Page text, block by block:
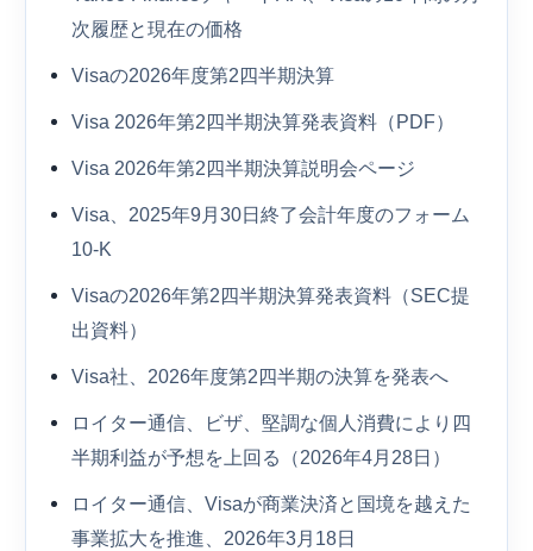
次履歴と現在の価格
Visaの2026年度第2四半期決算
Visa 2026年第2四半期決算発表資料（PDF）
Visa 2026年第2四半期決算説明会ページ
Visa、2025年9月30日終了会計年度のフォーム
10-K
Visaの2026年第2四半期決算発表資料（SEC提
出資料）
Visa社、2026年度第2四半期の決算を発表へ
ロイター通信、ビザ、堅調な個人消費により四
半期利益が予想を上回る（2026年4月28日）
ロイター通信、Visaが商業決済と国境を越えた
事業拡大を推進、2026年3月18日